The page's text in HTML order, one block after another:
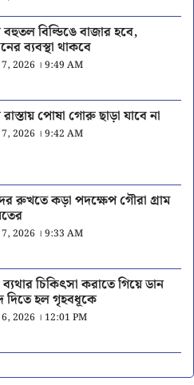
বহুতল বিল্ডিঙে বাজার হবে,
ব্যবস্থা থাকবে
2026 । 9:49 AM
রাস্তায় পোষা গোরু ছাড়া যাবে না
2026 । 9:42 AM
রুখতে কড়া পদক্ষেপ গৌরা গ্রাম
2026 । 9:33 AM
চিকিৎসা করাতে গিয়ে ডান
দিতে হল গৃহবধূকে
2026 । 12:01 PM